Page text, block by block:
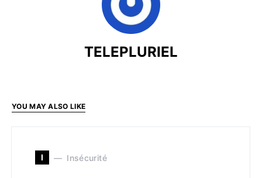
TELEPLURIEL
YOU MAY ALSO LIKE
I Insécurité